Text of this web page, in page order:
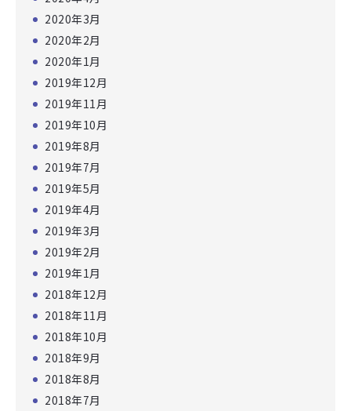
2020年3月
2020年2月
2020年1月
2019年12月
2019年11月
2019年10月
2019年8月
2019年7月
2019年5月
2019年4月
2019年3月
2019年2月
2019年1月
2018年12月
2018年11月
2018年10月
2018年9月
2018年8月
2018年7月